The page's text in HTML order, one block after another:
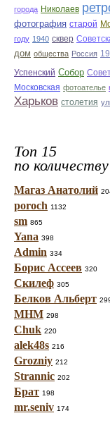
города Николаев
фотография старой
году 1940 сквер
дом общества Россия
Успенский Собор
Московская фотоателье
Харьков столетия
Топ 15
по
Магаз Анатолий
poroch 1132
sm 865
Yana 398
Admin 334
Борис Ассеев 320
Скилеф 305
Белков Альберт
МНМ 298
Chuk 220
alek48s 216
Grozniy 212
Strannic 202
Брат 198
mr.seniv 174